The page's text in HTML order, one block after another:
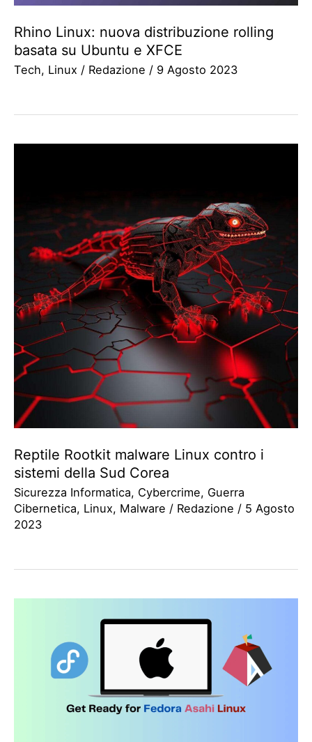
Rhino Linux: nuova distribuzione rolling
basata su Ubuntu e XFCE
Tech, Linux / Redazione / 9 Agosto 2023
Reptile Rootkit malware Linux contro i
sistemi della Sud Corea
Sicurezza Informatica, Cybercrime, Guerra
Cibernetica, Linux, Malware / Redazione / 5 Agosto
2023